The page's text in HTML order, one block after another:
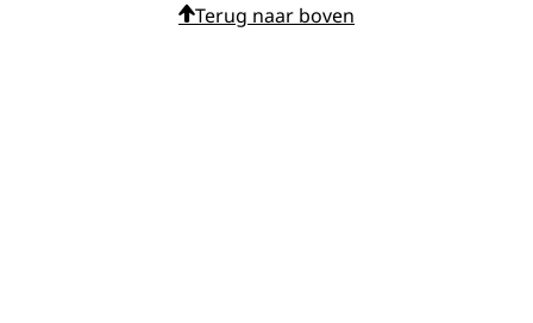
Terug naar boven